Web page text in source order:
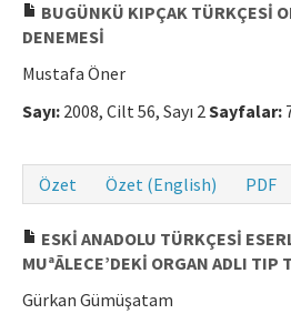
BUGÜNKÜ KIPÇAK TÜRKÇESİ
DENEMESİ
Mustafa Öner
Sayı: 2008, Cilt 56, Sayı 2Sayfalar:
Özet
Özet (English) PDF
ESKİ ANADOLU TÜRKÇESİ
MUªĀLECE’DEKİ ORGAN ADLI TIP
Gürkan Gümüşatam